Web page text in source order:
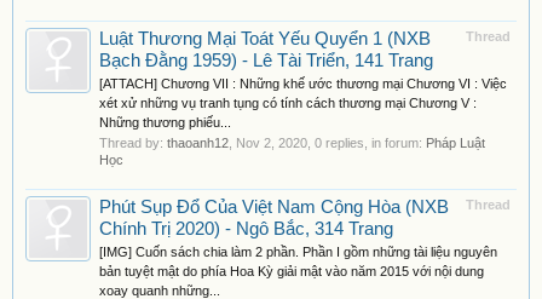
Thread
Luật Thương Mại Toát Yếu Quyển 1 (NXB
Bạch Đằng 1959) - Lê Tài Triển, 141 Trang
[ATTACH] Chương VII : Những khế ước thương mại Chương VI : Việc
xét xử những vụ tranh tụng có tính cách thương mại Chương V :
Những thương phiếu...
Thread by: thaoanh12 Nov 2, 2020 , 0 replies, in forum: Pháp Luật
Học
Thread
Phút Sụp Đổ Của Việt Nam Cộng Hòa (NXB
Chính Trị 2020) - Ngô Bắc, 314 Trang
[IMG] Cuốn sách chia làm 2 phần. Phần I gồm những tài liệu nguyên
bản tuyệt mật do phía Hoa Kỳ giải mật vào năm 2015 với nội dung
xoay quanh những...